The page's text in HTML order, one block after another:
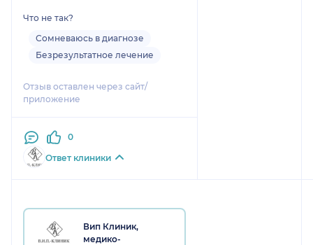
Что не так?
Сомневаюсь в диагнозе
Безрезультатное лечение
Отзыв оставлен через сайт/
приложение
0
Ответ клиники
Вип Клиник,
медико-